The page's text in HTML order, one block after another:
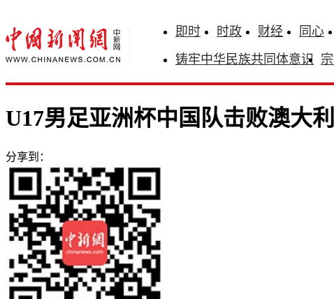
即时 时政 财经 同心
铸牢中华民族共同体意识
U17男足亚洲杯中国队击败澳大
分享到：